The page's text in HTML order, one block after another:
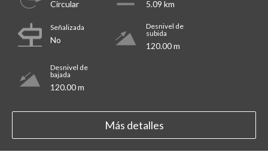
Circular 5.09 km
Señalizada
No
Desnivel de
subida
120.00 m
Desnivel de
bajada
120.00 m
Más detalles